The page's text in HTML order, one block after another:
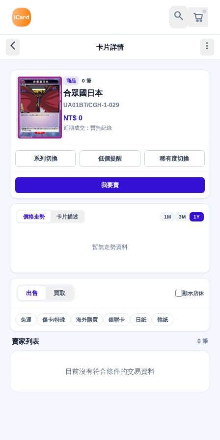
search
arrow_back_ios_new 卡片詳情 more_vert
商品 0 筆
合眾國日本
UA01BT/CGH-1-029
NT$ 0
近期成交：暫無紀錄
系列切換 低價提醒 稀有度切換
我要賣
價格走勢 卡片描述 1M 3M 1Y
暫無走勢資料
出售 買取 顯示店休
免運 傷卡/特殊 海外購買 銀聯卡 日紙 韓紙
賣家列表 0 筆
目前沒有符合條件的交易資料